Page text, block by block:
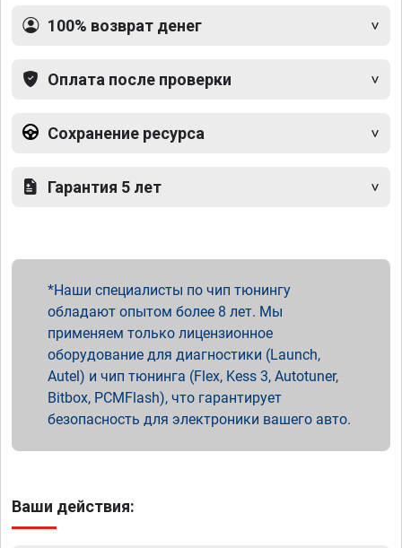
100% возврат денег
Оплата после проверки
Сохранение ресурса
Гарантия 5 лет
Наши специалисты по чип тюнингу
обладают опытом более 8 лет. Мы
применяем только лицензионное
оборудование для диагностики (Launch,
Autel) и чип тюнинга (Flex, Kess 3, Autotuner,
Bitbox, PCMFlash), что гарантирует
безопасность для электроники вашего авто.
Ваши действия: